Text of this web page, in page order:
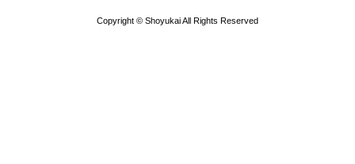
Copyright © Shoyukai All Rights Reserved